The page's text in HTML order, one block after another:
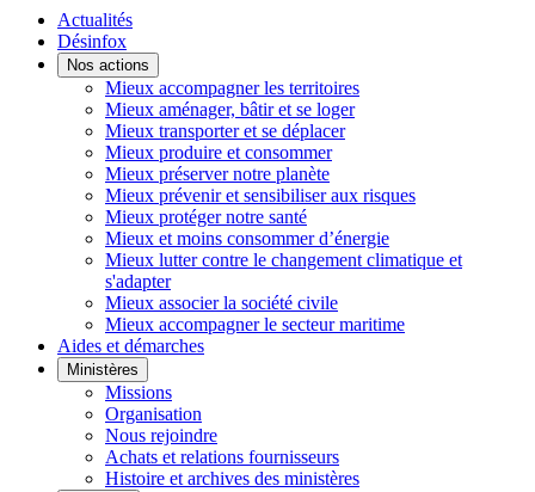
Actualités
Désinfox
Nos actions
Mieux accompagner les territoires
Mieux aménager, bâtir et se loger
Mieux transporter et se déplacer
Mieux produire et consommer
Mieux préserver notre planète
Mieux prévenir et sensibiliser aux risques
Mieux protéger notre santé
Mieux et moins consommer d’énergie
Mieux lutter contre le changement climatique et
s'adapter
Mieux associer la société civile
Mieux accompagner le secteur maritime
Aides et démarches
Ministères
Missions
Organisation
Nous rejoindre
Achats et relations fournisseurs
Histoire et archives des ministères